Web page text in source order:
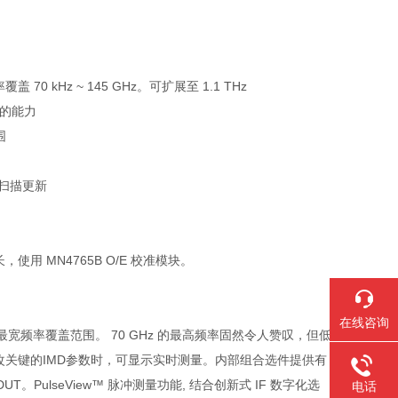
盖 70 kHz ~ 145 GHz。可扩展至 1.1 THz
能力
描更新
使用 MN4765B O/E 校准模块。
频率覆盖范围。 70 GHz 的最高频率固然令人赞叹，但低
键的IMD参数时，可显示实时测量。内部组合选件提供有
。PulseView™ 脉冲测量功能, 结合创新式 IF 数字化选
在线咨询
电话